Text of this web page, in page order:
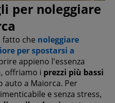
per noleggiare
che noleggiare
per spostarsi a
appieno l'essenza
, offriamo i prezzi più bassi
auto a Maiorca. Per
e senza stress,